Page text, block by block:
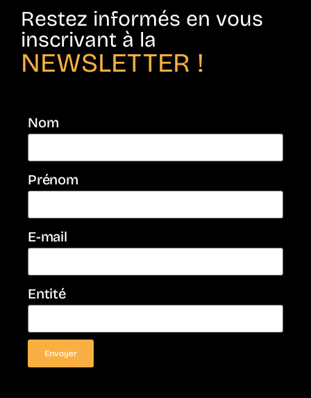
Restez informés en vous
inscrivant à la
NEWSLETTER !
Nom
Prénom
E-mail
Entité
Envoyer